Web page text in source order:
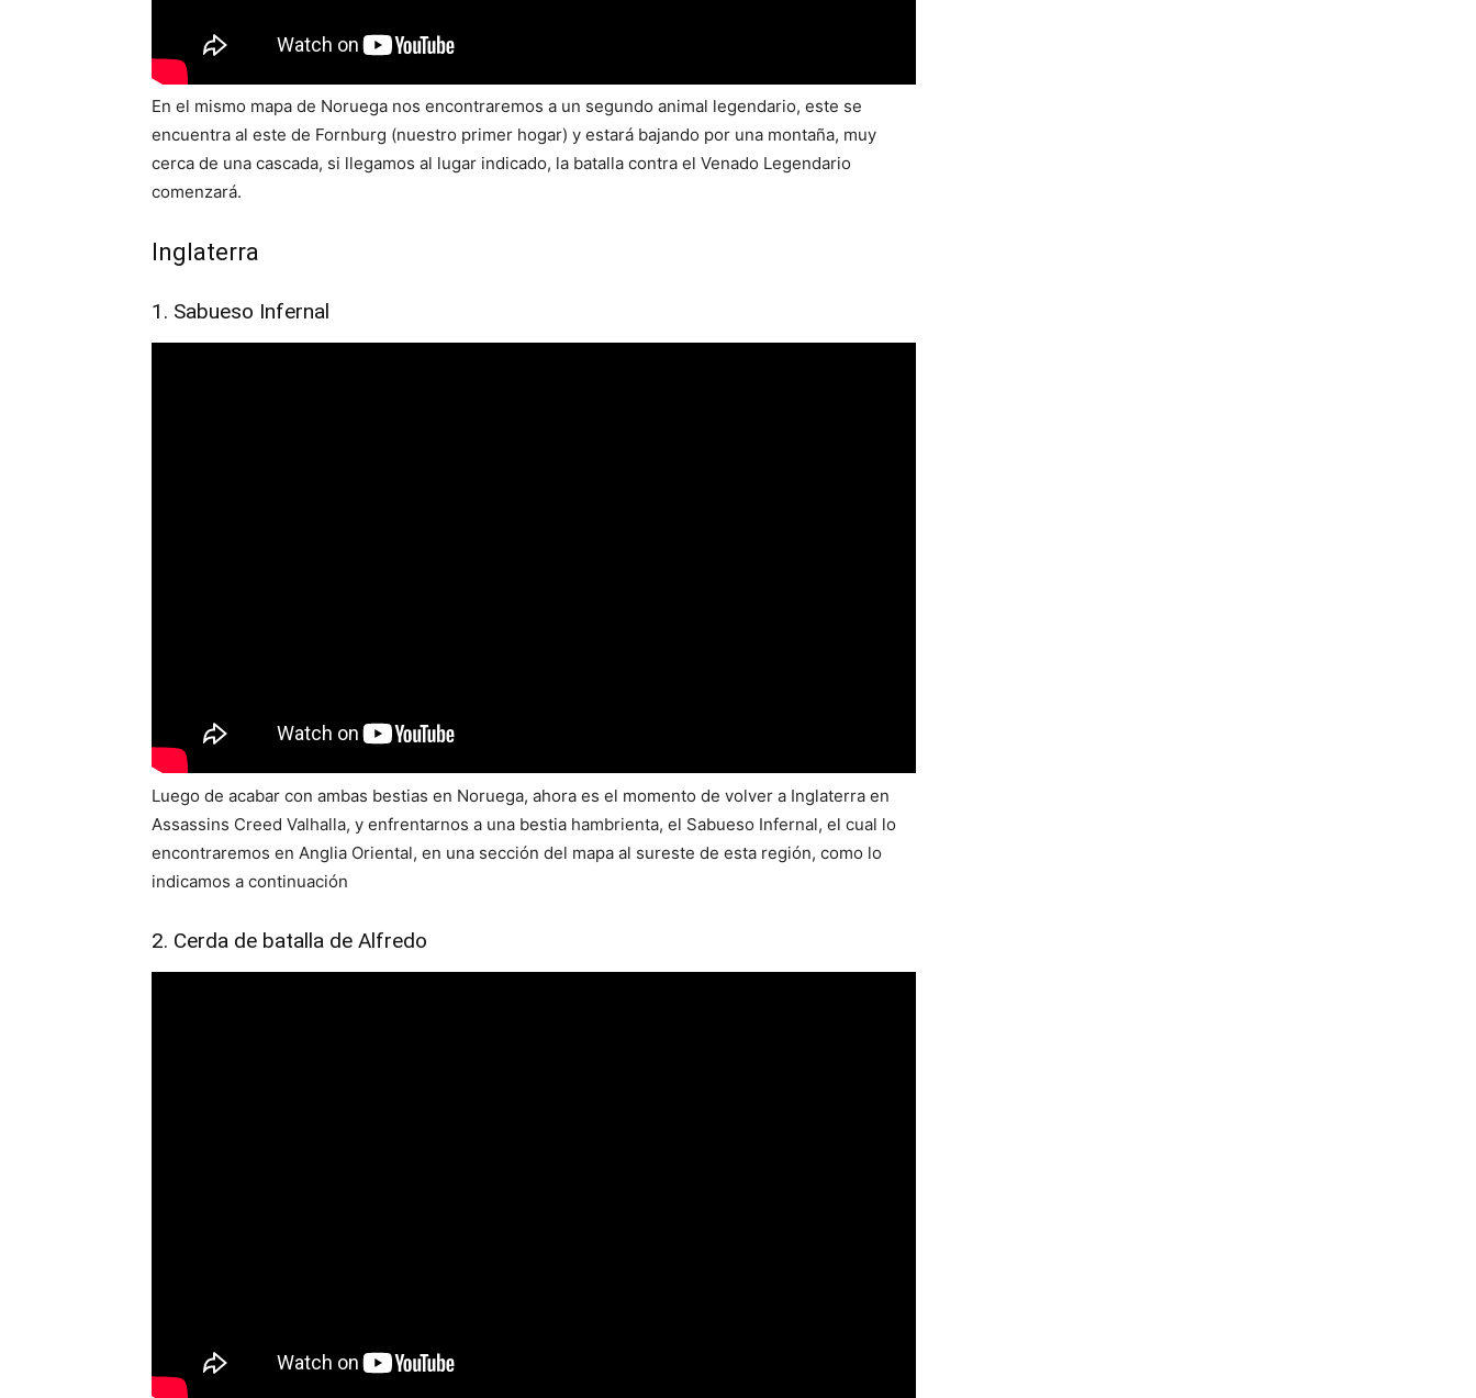
En el mismo mapa de Noruega nos encontraremos a un segundo animal legendario, este se
encuentra al este de Fornburg (nuestro primer hogar) y estará bajando por una montaña, muy
cerca de una cascada, si llegamos al lugar indicado, la batalla contra el Venado Legendario
comenzará.
Inglaterra
1. Sabueso Infernal
Luego de acabar con ambas bestias en Noruega, ahora es el momento de volver a Inglaterra en
Assassins Creed Valhalla, y enfrentarnos a una bestia hambrienta, el Sabueso Infernal, el cual lo
encontraremos en Anglia Oriental, en una sección del mapa al sureste de esta región, como lo
indicamos a continuación
2. Cerda de batalla de Alfredo